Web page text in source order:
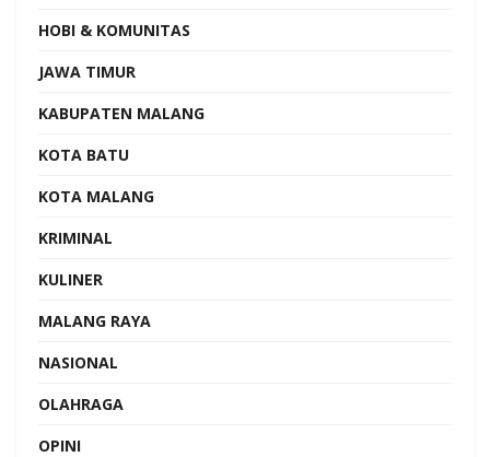
HOBI & KOMUNITAS
JAWA TIMUR
KABUPATEN MALANG
KOTA BATU
KOTA MALANG
KRIMINAL
KULINER
MALANG RAYA
NASIONAL
OLAHRAGA
OPINI